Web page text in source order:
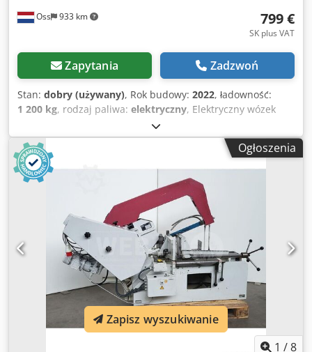
Oss 933 km 799 €
SK plus VAT
Zapytania Zadzwoń
Stan: dobry (używany), Rok budowy: 2022, ładowność:
1 200 kg, rodzaj paliwa: elektryczny, Elektryczny wózek
paletowy Rok produkcji: 2022 Marka: Still (Niemcy) Bardzo
kompaktowy i lekki (170 kg) Przeznaczony do samochodu
ciężarowego Udźwig: 1.200 kg Dsdjy Smrwjpfx Afhekr
Bezobsługowy akumulator litowy z zewnętrzną ładowarką
Ogłoszenia
1 /8
Zapisz wyszukiwanie